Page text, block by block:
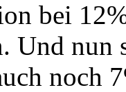
bei
Und nun
noch